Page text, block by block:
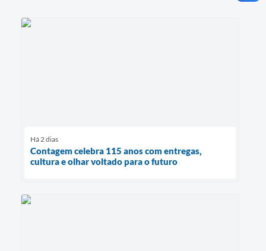
Há 2 dias
Contagem celebra 115 anos com entregas,
cultura e olhar voltado para o futuro